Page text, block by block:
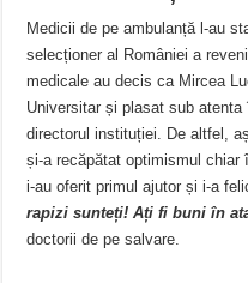
Medicii de pe ambulanță l-au
selecționer al României a
medicale au decis ca Mircea
Universitar și plasat sub atenta
directorul instituției. De altfel,
și-a recăpătat optimismul chiar
i-au oferit primul ajutor și i-a
rapizi sunteți! Ați fi buni în
doctorii de pe salvare.